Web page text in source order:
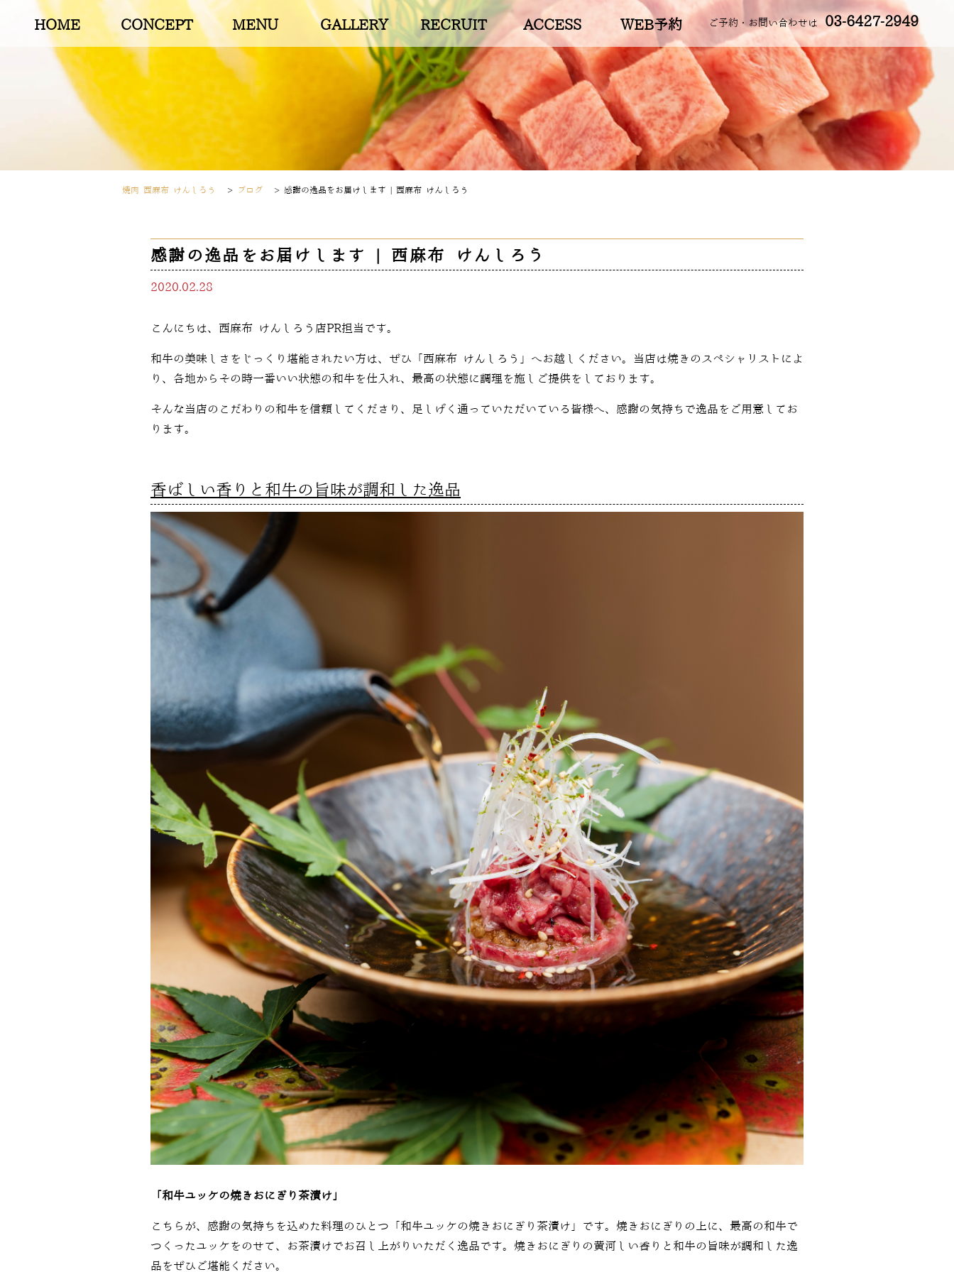
HOME CONCEPT MENU GALLERY RECRUIT ACCESS WEB予約 ご予約・お問い合わせは 03-6427-2949
焼肉 西麻布 けんしろう > ブログ > 感謝の逸品をお届けします | 西麻布 けんしろう
感謝の逸品をお届けします | 西麻布 けんしろう
2020.02.28
こんにちは、西麻布 けんしろう店PR担当です。
和牛の美味しさをじっくり堪能されたい方は、ぜひ「西麻布 けんしろう」へお越しください。当店は焼きのスペシャリストによ
り、各地からその時一番いい状態の和牛を仕入れ、最高の状態に調理を施しご提供をしております。
そんな当店のこだわりの和牛を信頼してくださり、足しげく通っていただいている皆様へ、感謝の気持ちで逸品をご用意してお
ります。
香ばしい香りと和牛の旨味が調和した逸品
「和牛ユッケの焼きおにぎり茶漬け」
こちらが、感謝の気持ちを込めた料理のひとつ「和牛ユッケの焼きおにぎり茶漬け」です。焼きおにぎりの上に、最高の和牛で
つくったユッケをのせて、お茶漬けでお召し上がりいただく逸品です。焼きおにぎりの黄河しい香りと和牛の旨味が調和した逸
品をぜひご堪能ください。